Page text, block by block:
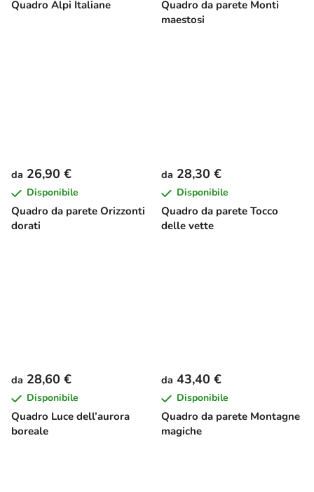
Quadro Alpi Italiane
Quadro da parete Monti
maestosi
Quadro da parete Orizzonti
dorati
da 26,90 €
Disponibile
Quadro da parete Tocco
delle vette
da 28,30 €
Disponibile
Quadro Luce dell’aurora
boreale
da 28,60 €
Disponibile
Quadro da parete Montagne
magiche
da 43,40 €
Disponibile